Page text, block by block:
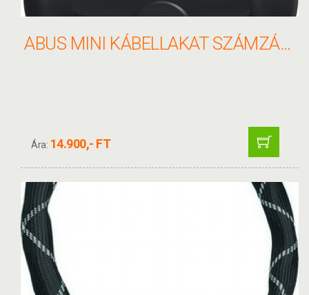
ABUS MINI KÁBELLAKAT SZÁMZÁRRAL SPORTFLEX 2504/90 SPORTFLEX
Ára: 14.900,- FT